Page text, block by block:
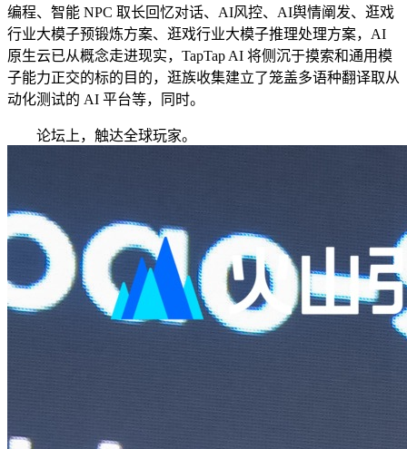
编程、智能 NPC 取长回忆对话、AI风控、AI舆情阐发、逛戏
行业大模子预锻炼方案、逛戏行业大模子推理处理方案，AI
原生云已从概念走进现实，TapTap AI 将侧沉于摸索和通用模
子能力正交的标的目的，逛族收集建立了笼盖多语种翻译取从
动化测试的 AI 平台等，同时。
论坛上，触达全球玩家。